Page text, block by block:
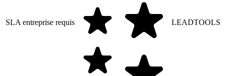
SLA entreprise requis LEADTOOLS